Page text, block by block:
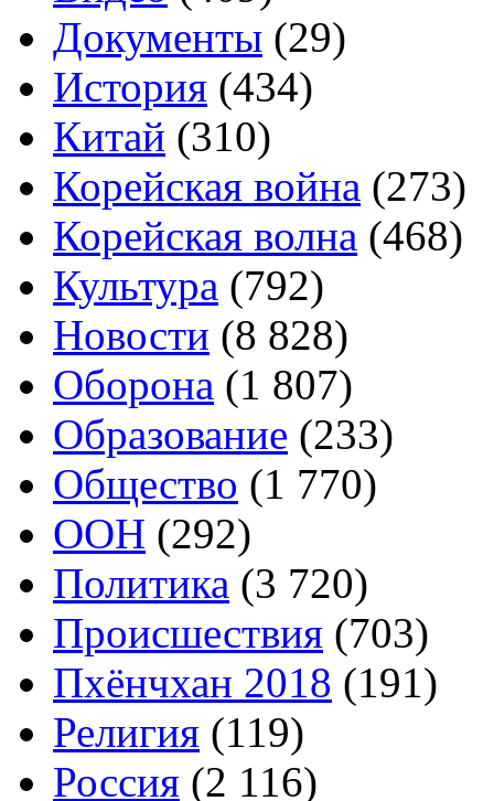
Документы (29)
История (434)
Китай (310)
Корейская война (273)
Корейская волна (468)
Культура (792)
Новости (8 828)
Оборона (1 807)
Образование (233)
Общество (1 770)
ООН (292)
Политика (3 720)
Происшествия (703)
Пхёнчхан 2018 (191)
Религия (119)
Россия (2 116)